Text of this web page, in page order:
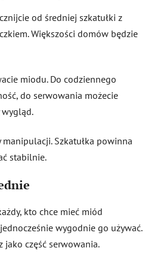
od średniej szkatułki z
Większości domów będzie
miodu. Do codziennego
do serwowania możecie
wygląd.
manipulacji. Szkatułka powinna
stabilnie.
kto chce mieć miód
wygodnie go używać.
jako część serwowania.